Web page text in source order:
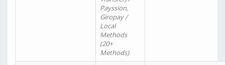
Payssion,
Giropay /
Local
Methods
(20+
Methods)